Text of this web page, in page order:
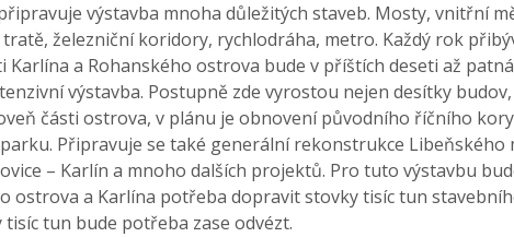
výstavba mnoha důležitých staveb. Mosty, vnitřní
železniční koridory, rychlodráha, metro. Každý rok
Karlína a Rohanského ostrova bude v příštích deseti až
výstavba. Postupně zde vyrostou nejen desítky
části ostrova, v plánu je obnovení původního říčního
Připravuje se také generální rekonstrukce Libeňského
– Karlín a mnoho dalších projektů. Pro tuto výstavbu
ostrova a Karlína potřeba dopravit stovky tisíc tun
tisíc tun bude potřeba zase odvézt.